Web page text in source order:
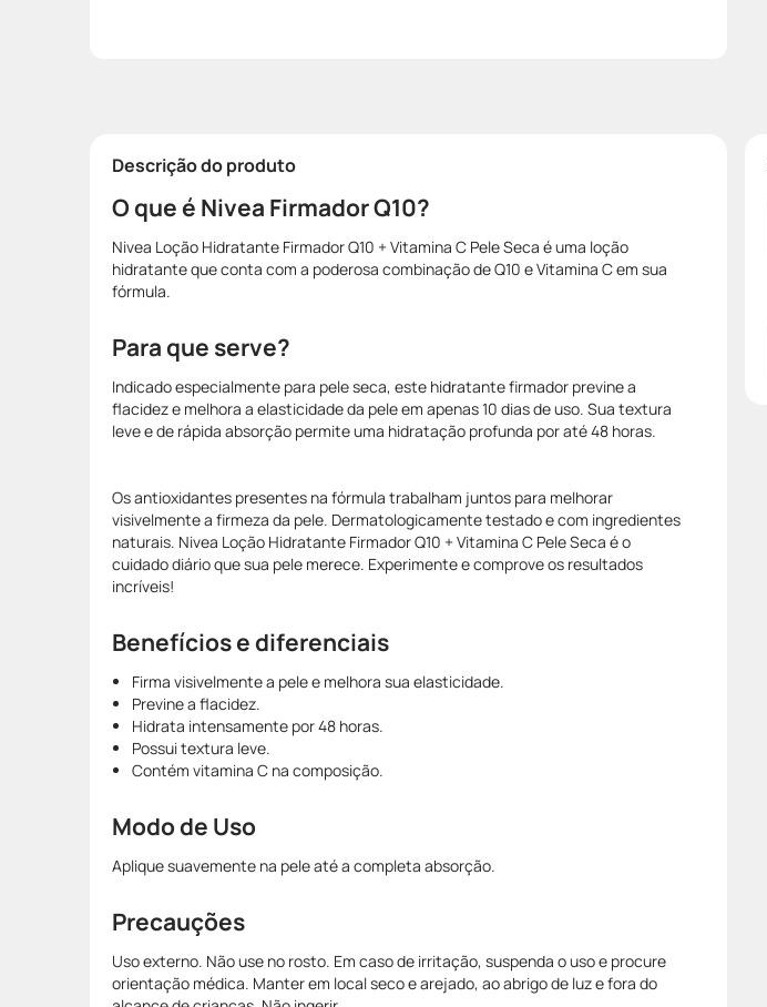
Descrição do produto
O que é Nivea Firmador Q10?
Nivea Loção Hidratante Firmador Q10 + Vitamina C Pele Seca é uma loção
hidratante que conta com a poderosa combinação de Q10 e Vitamina C em sua
fórmula.
Para que serve?
Indicado especialmente para pele seca, este hidratante firmador previne a
flacidez e melhora a elasticidade da pele em apenas 10 dias de uso. Sua textura
leve e de rápida absorção permite uma hidratação profunda por até 48 horas.
Os antioxidantes presentes na fórmula trabalham juntos para melhorar
visivelmente a firmeza da pele. Dermatologicamente testado e com ingredientes
naturais. Nivea Loção Hidratante Firmador Q10 + Vitamina C Pele Seca é o
cuidado diário que sua pele merece. Experimente e comprove os resultados
incríveis!
Benefícios e diferenciais
Firma visivelmente a pele e melhora sua elasticidade.
Previne a flacidez.
Hidrata intensamente por 48 horas.
Possui textura leve.
Contém vitamina C na composição.
Modo de Uso
Aplique suavemente na pele até a completa absorção.
Precauções
Uso externo. Não use no rosto. Em caso de irritação, suspenda o uso e procure
orientação médica. Manter em local seco e arejado, ao abrigo de luz e fora do